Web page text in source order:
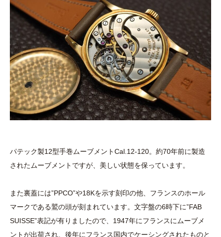
パテック製12型手巻ムーブメントCal.12-120。約70年前に製造
されたムーブメントですが、美しい状態を保っています。
また裏蓋には”PPCO”や18Kを示す刻印の他、フランスのホール
マークである鷲の頭が刻まれています。文字盤の6時下に”FAB
SUISSE”表記が有りましたので、1947年にフランスにムーブメ
ントが出荷され、後年にフランス国内でケーシングされたものと